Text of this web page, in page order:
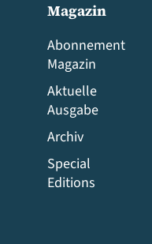
Magazin
Abonnement
Magazin
Aktuelle
Ausgabe
Archiv
Special
Editions